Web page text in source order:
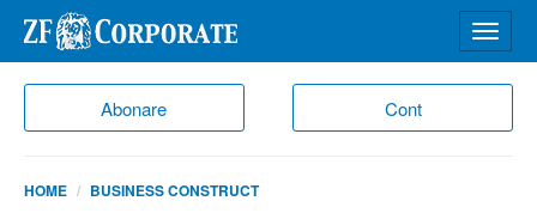
Abonare Cont
meniu
HOME BUSINESS CONSTRUCT